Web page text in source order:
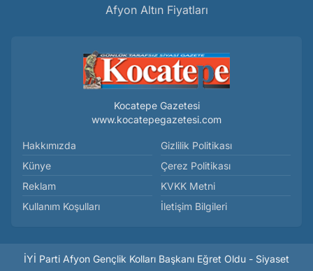
Afyon Altın Fiyatları
Kocatepe Gazetesi
www.kocatepegazetesi.com
Hakkımızda
Künye
Reklam
Kullanım Koşulları
Gizlilik Politikası
Çerez Politikası
KVKK Metni
İletişim Bilgileri
İYİ Parti Afyon Gençlik Kolları Başkanı Eğret Oldu - Siyaset